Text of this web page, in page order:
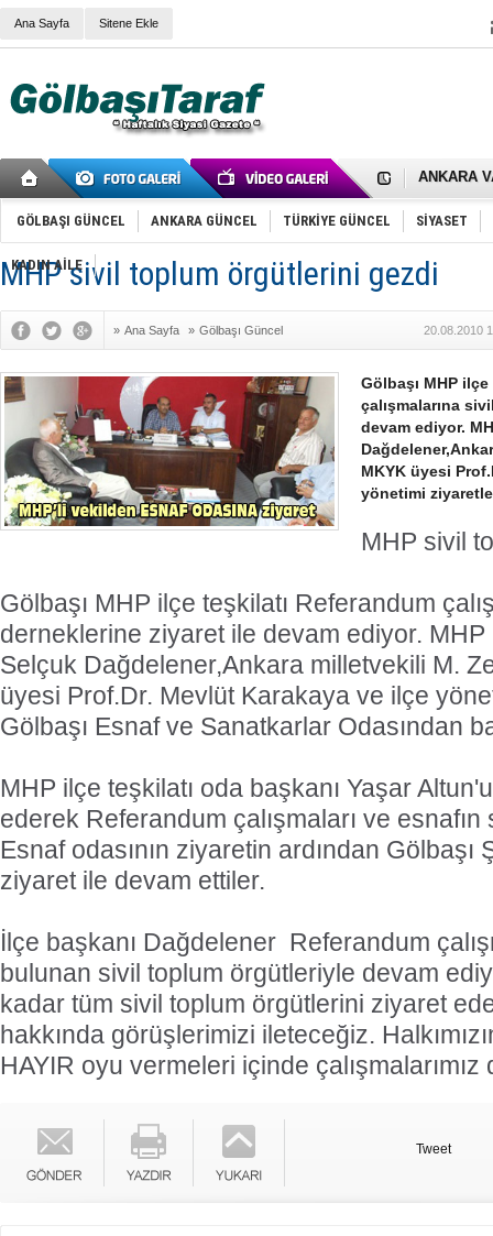
Ana Sayfa Sitene Ekle
Cemal
Samet
FAİZ
OLİMPİK
SÖZ
Mikail
Gölbaşı
GÖLBAŞI GÜNCEL ANKARA GÜNCEL TÜRKİYE GÜNCEL SİYASET
KADIN AİLE
MHP sivil toplum örgütlerini gezdi
» Ana Sayfa » Gölbaşı Güncel 20.08.2010
Gölbaşı MHP
çalışmalarına
devam ediyor.
MKYK üyesi
yönetimi
MHP sivil
Gölbaşı MHP ilçe teşkilatı Referandum
derneklerine ziyaret ile devam ediyor. MHP
Selçuk Dağdelener,Ankara milletvekili M.
üyesi Prof.Dr. Mevlüt Karakaya ve ilçe
Gölbaşı Esnaf ve Sanatkarlar Odasından
MHP ilçe teşkilatı oda başkanı Yaşar
ederek Referandum çalışmaları ve esnafın
Esnaf odasının ziyaretin ardından Gölbaşı
ziyaret ile devam ettiler.
İlçe başkanı Dağdelener  Referandum
bulunan sivil toplum örgütleriyle devam
kadar tüm sivil toplum örgütlerini ziyaret
hakkında görüşlerimizi ileteceğiz.
HAYIR oyu vermeleri içinde çalışmalarımız
Tweet